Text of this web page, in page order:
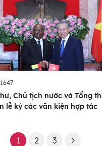
Chủ tịch nước và Tổng
lễ ký các văn kiện hợp tác
1 2 3